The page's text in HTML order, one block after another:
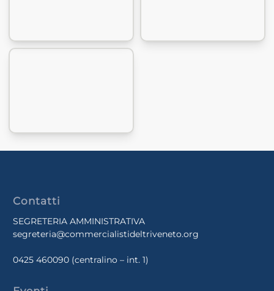
Contatti
SEGRETERIA AMMINISTRATIVA
segreteria@commercialistideltriveneto.org
0425 460090 (centralino – int. 1)